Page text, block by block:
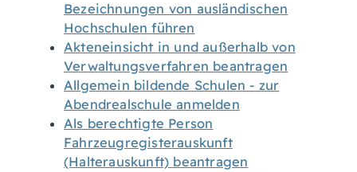
Bezeichnungen von ausländischen
Hochschulen führen
Akteneinsicht in und außerhalb von
Verwaltungsverfahren beantragen
Allgemein bildende Schulen - zur
Abendrealschule anmelden
Als berechtigte Person
Fahrzeugregisterauskunft
(Halterauskunft) beantragen